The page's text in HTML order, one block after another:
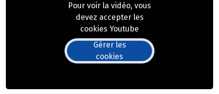
Pour voir la vidéo, vous
devez accepter les
cookies Youtube
Gérer les
cookies